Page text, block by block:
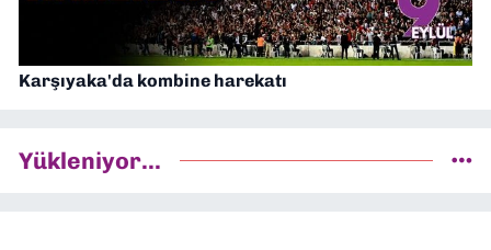
Karşıyaka'da kombine harekatı
Yükleniyor...